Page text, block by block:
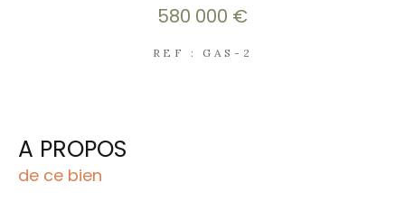
580 000 €
REF : GAS-2
A PROPOS
de ce bien